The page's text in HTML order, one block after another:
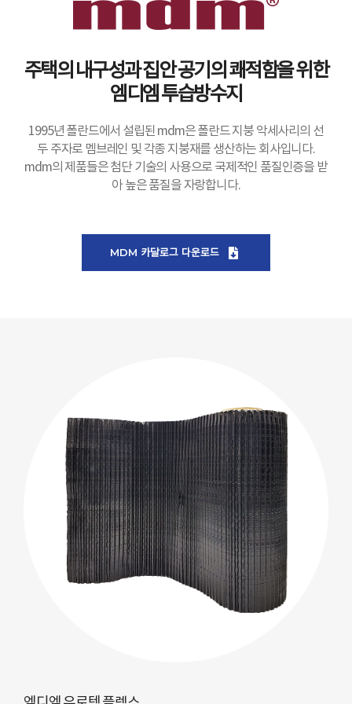
주택의 내구성과 집안 공기의 쾌적함을 위한
엠디엠 투습방수지
1995년 폴란드에서 설립된 mdm은 폴란드 지붕 악세사리의 선
두 주자로 멤브레인 및 각종 지붕재를 생산하는 회사입니다.
mdm의 제품들은 첨단 기술의 사용으로 국제적인 품질인증을 받
아 높은 품질을 자랑합니다.
MDM 카달로그 다운로드